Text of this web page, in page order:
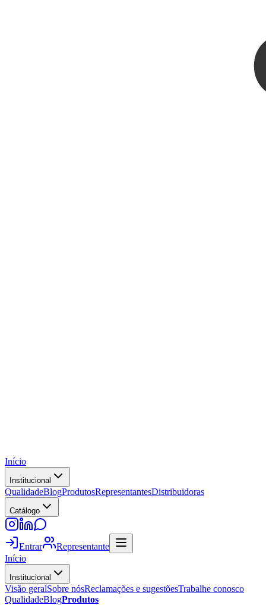
Início
Institucional
QualidadeBlogProdutosRepresentantesDistribuidoras
Catálogo
Entrar
Representante
Início
Institucional
Visão geralSobre nósReclamações e sugestõesTrabalhe conosco
QualidadeBlogProdutos